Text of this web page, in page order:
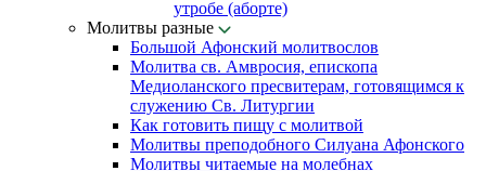
утробе (аборте)
Молитвы разные
Большой Афонский молитвослов
Молитва св. Амвросия, епископа
Медиоланского пресвитерам, готовящимся к
служению Св. Литургии
Как готовить пищу с молитвой
Молитвы преподобного Силуана Афонского
Молитвы читаемые на молебнах